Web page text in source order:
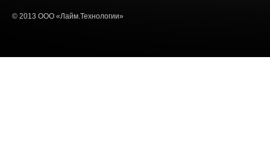
© 2013 ООО «Лайм.Технологии»